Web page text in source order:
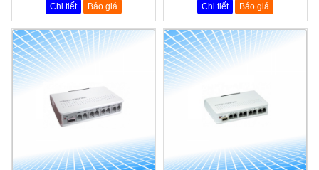
Chi tiết Báo giá Chi tiết Báo giá